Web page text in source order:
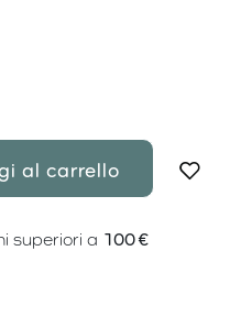
al carrello
superiori a 100 €